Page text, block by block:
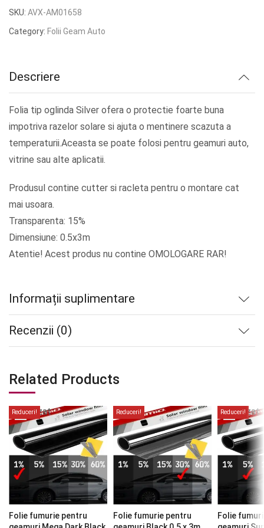
inițial
a
este:
SKU: AVX-AM01658
Category: Folii Geam Auto
Descriere
Folia tip oglinda Silver ofera o protectie foarte buna
impotriva razelor solare si ajuta o mentinere scazuta a
temperaturii.Aceasta se poate folosi pentru geamuri auto,
vitrine sau alte aplicatii.
Produsul contine cutter si racleta pentru o montare cat
mai usoara.
Transparenta: 15%
Dimensiune: 0.5x3m
Atentie! Acest produs nu contine OMOLOGARE RAR!
Informații suplimentare
Recenzii (0)
Related Products
Reduceri!
epuizat
Folie fumurie pentru
Reduceri!
Folie fumurie pentru
Reduceri!
epuizat
Folie